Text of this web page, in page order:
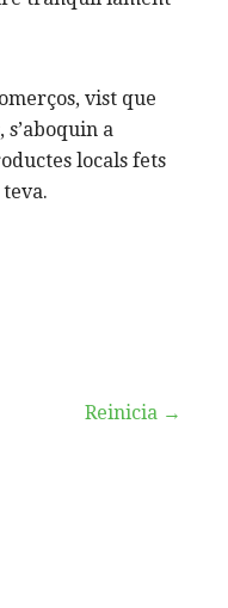
vist que
a
locals fets
Reinicia →